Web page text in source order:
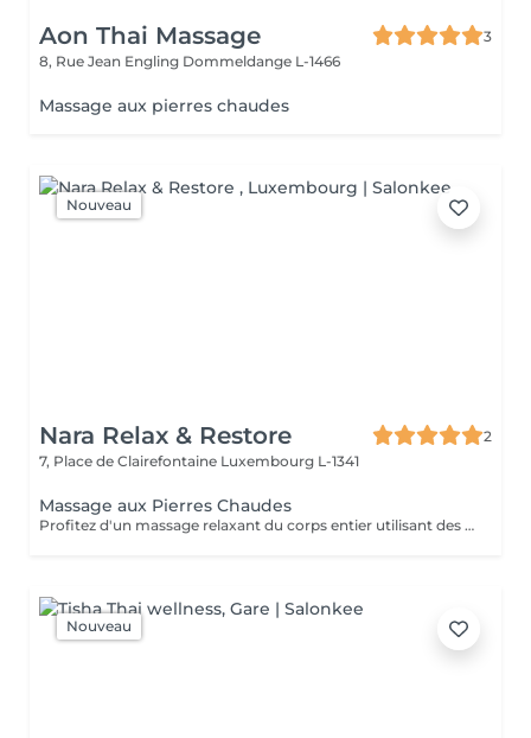
Aon Thai Massage
3
8, Rue Jean Engling Dommeldange L-1466
Massage aux pierres chaudes
Nouveau
Nara Relax & Restore
2
7, Place de Clairefontaine Luxembourg L-1341
Massage aux Pierres Chaudes
Profitez d'un massage relaxant du corps entier utilisant des pierres volcaniques chauffées et des huiles naturelles chaudes. La chaleur douce aide à détendre les muscles, stimuler la circulation, réduire le stress et procurer une profonde sensation de bien-être et de sérénité.
Nouveau